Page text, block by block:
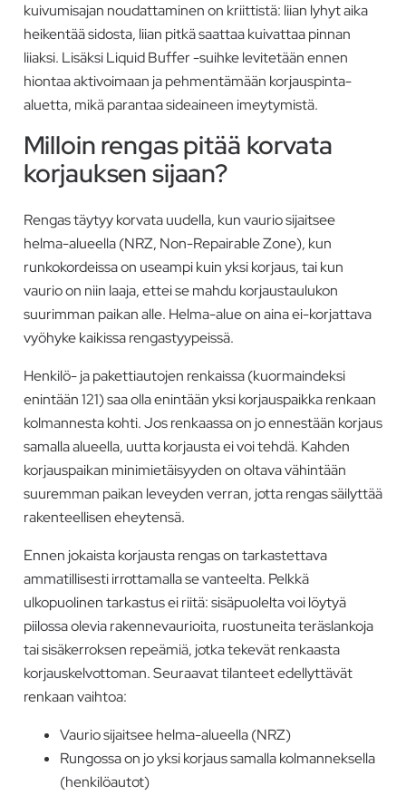
kuivumisajan noudattaminen on kriittistä: liian lyhyt aika
heikentää sidosta, liian pitkä saattaa kuivattaa pinnan
liiaksi. Lisäksi Liquid Buffer -suihke levitetään ennen
hiontaa aktivoimaan ja pehmentämään korjauspinta-
aluetta, mikä parantaa sideaineen imeytymistä.
Milloin rengas pitää korvata
korjauksen sijaan?
Rengas täytyy korvata uudella, kun vaurio sijaitsee
helma-alueella (NRZ, Non-Repairable Zone), kun
runkokordeissa on useampi kuin yksi korjaus, tai kun
vaurio on niin laaja, ettei se mahdu korjaustaulukon
suurimman paikan alle. Helma-alue on aina ei-korjattava
vyöhyke kaikissa rengastyypeissä.
Henkilö- ja pakettiautojen renkaissa (kuormaindeksi
enintään 121) saa olla enintään yksi korjauspaikka renkaan
kolmannesta kohti. Jos renkaassa on jo ennestään korjaus
samalla alueella, uutta korjausta ei voi tehdä. Kahden
korjauspaikan minimietäisyyden on oltava vähintään
suuremman paikan leveyden verran, jotta rengas säilyttää
rakenteellisen eheytensä.
Ennen jokaista korjausta rengas on tarkastettava
ammatillisesti irrottamalla se vanteelta. Pelkkä
ulkopuolinen tarkastus ei riitä: sisäpuolelta voi löytyä
piilossa olevia rakennevaurioita, ruostuneita teräslankoja
tai sisäkerroksen repeämiä, jotka tekevät renkaasta
korjauskelvottoman. Seuraavat tilanteet edellyttävät
renkaan vaihtoa:
Vaurio sijaitsee helma-alueella (NRZ)
Rungossa on jo yksi korjaus samalla kolmanneksella
(henkilöautot)